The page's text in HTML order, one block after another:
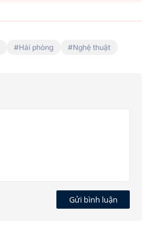
Hải phòng Nghệ thuật
Gửi bình luận